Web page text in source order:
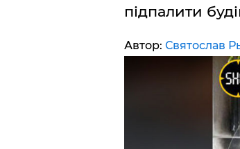
підпалити
Автор: Святослав